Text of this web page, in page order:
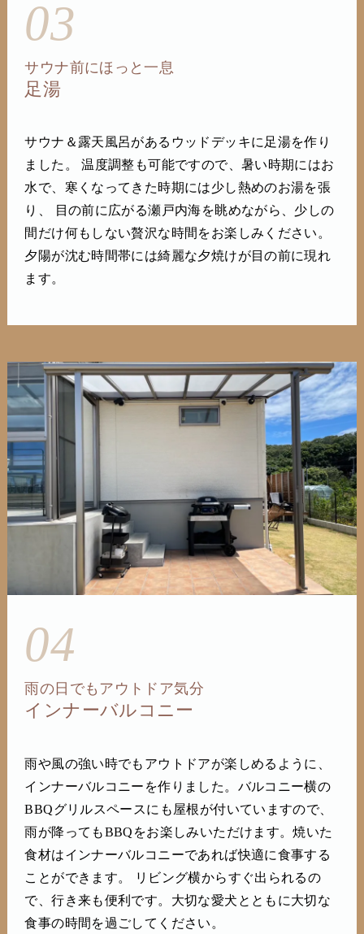
03
サウナ前にほっと一息
足湯
サウナ＆露天風呂があるウッドデッキに足湯を作り
ました。 温度調整も可能ですので、暑い時期にはお
水で、寒くなってきた時期には少し熱めのお湯を張
り、 目の前に広がる瀬戸内海を眺めながら、少しの
間だけ何もしない贅沢な時間をお楽しみください。
夕陽が沈む時間帯には綺麗な夕焼けが目の前に現れ
ます。
04
雨の日でもアウトドア気分
インナーバルコニー
雨や風の強い時でもアウトドアが楽しめるように、
インナーバルコニーを作りました。バルコニー横の
BBQグリルスペースにも屋根が付いていますので、
雨が降ってもBBQをお楽しみいただけます。焼いた
食材はインナーバルコニーであれば快適に食事する
ことができます。 リビング横からすぐ出られるの
で、行き来も便利です。大切な愛犬とともに大切な
食事の時間を過ごしてください。